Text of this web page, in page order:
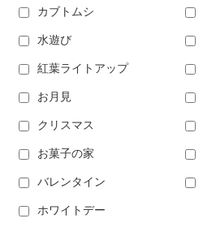
カブトムシ
水遊び
紅葉ライトアップ
お月見
クリスマス
お菓子の家
バレンタイン
ホワイトデー